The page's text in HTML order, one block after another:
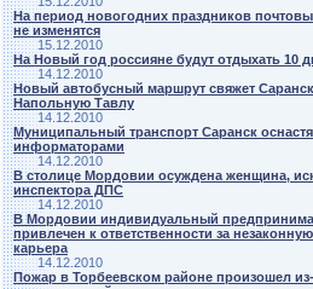
На период новогодних праздников
не изменятся
15.12.2010
На Новый год россияне будут отдыхать 10
14.12.2010
Новый автобусный маршрут свяжет
Напольную Тавлу
14.12.2010
Муниципальный транспорт Саранск
информаторами
14.12.2010
В столице Мордовии осуждена женщина,
инспектора ДПС
14.12.2010
В Мордовии индивидуальный
привлечен к ответственности за
карьера
14.12.2010
Пожар в Торбеевском районе произошел